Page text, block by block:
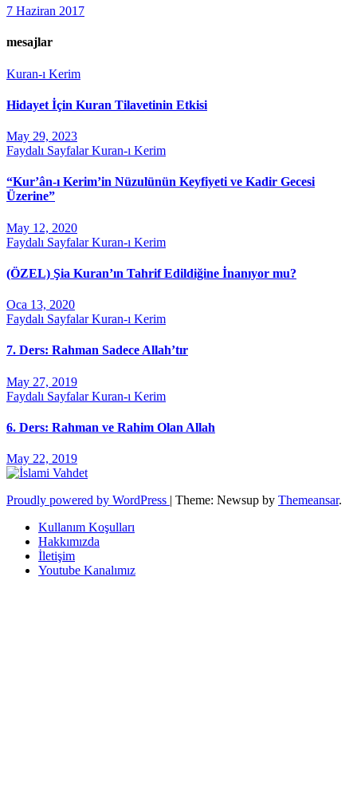
7 Haziran 2017
mesajlar
Kuran-ı Kerim
Hidayet İçin Kuran Tilavetinin Etkisi
May 29, 2023
Faydalı SayfalarKuran-ı Kerim
“Kur’ân-ı Kerim’in Nüzulünün Keyfiyeti ve Kadir Gecesi
Üzerine”
May 12, 2020
Faydalı SayfalarKuran-ı Kerim
(ÖZEL) Şia Kuran’ın Tahrif Edildiğine İnanıyor mu?
Oca 13, 2020
Faydalı SayfalarKuran-ı Kerim
7. Ders: Rahman Sadece Allah’tır
May 27, 2019
Faydalı SayfalarKuran-ı Kerim
6. Ders: Rahman ve Rahim Olan Allah
May 22, 2019
Proudly powered by WordPress | Theme: Newsup by Themeansar.
Kullanım Koşulları
Hakkımızda
İletişim
Youtube Kanalımız